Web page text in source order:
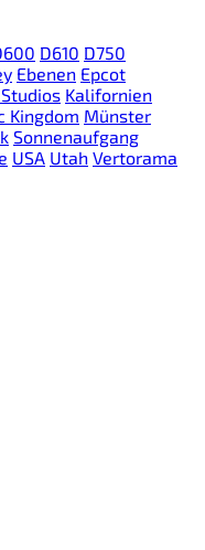
D610 D750
Ebenen Epcot
Kalifornien
Kingdom Münster
Sonnenaufgang
USA Utah Vertorama